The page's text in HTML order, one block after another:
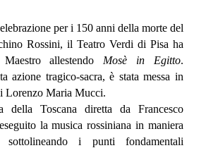
per i 150 anni della morte del
Rossini, il Teatro Verdi di Pisa ha
allestendo Mosè in Egitto.
azione tragico-sacra, è stata messa in
Lorenzo Maria Mucci.
della Toscana diretta da Francesco
la musica rossiniana in maniera
i punti fondamentali